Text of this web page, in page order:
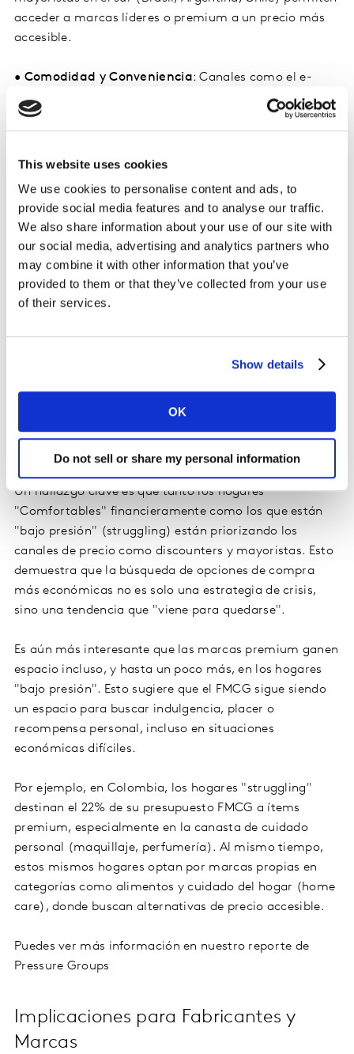
This website uses cookies
We use cookies to personalise content and ads, to
provide social media features and to analyse our traffic.
We also share information about your use of our site with
our social media, advertising and analytics partners who
may combine it with other information that you’ve
provided to them or that they’ve collected from your use
of their services.
Show details
OK
Do not sell or share my personal information
acceder a marcas líderes o premium a un precio más
accesible.
• Comodidad y Conveniencia: Canales como el e-
commerce, aunque no siempre los más económicos,
crecen por la comodidad y conveniencia que ofrecen,
•Canal Tradicional Impactado: El canal tradicional
está perdiendo espacio y visitas, en parte debido a que
los hogares "bajo presión" buscan otras opciones,
especialmente formatos de precio.
enfrentan, ya que se encuentran "en la mitad de los
Comportamiento por Segmentos de
Consumidores
Un hallazgo clave es que tanto los hogares
"Comfortables" financieramente como los que están
"bajo presión" (struggling) están priorizando los
canales de precio como discounters y mayoristas. Esto
demuestra que la búsqueda de opciones de compra
más económicas no es solo una estrategia de crisis,
sino una tendencia que "viene para quedarse".
Es aún más interesante que las marcas premium ganen
espacio incluso, y hasta un poco más, en los hogares
"bajo presión". Esto sugiere que el FMCG sigue siendo
un espacio para buscar indulgencia, placer o
recompensa personal, incluso en situaciones
económicas difíciles.
Por ejemplo, en Colombia, los hogares "struggling"
destinan el 22% de su presupuesto FMCG a ítems
premium, especialmente en la canasta de cuidado
personal (maquillaje, perfumería). Al mismo tiempo,
estos mismos hogares optan por marcas propias en
categorías como alimentos y cuidado del hogar (home
care), donde buscan alternativas de precio accesible.
Puedes ver más información en nuestro reporte de
Pressure Groups
Implicaciones para Fabricantes y
Marcas